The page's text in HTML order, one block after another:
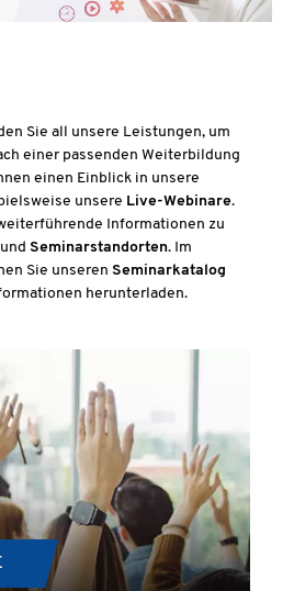
Sie all unsere Leistungen, um
einer passenden Weiterbildung
einen Einblick in unsere
unsere Live-Webinare.
Informationen zu
und Seminarstandorten. Im
Sie unseren Seminarkatalog
herunterladen.